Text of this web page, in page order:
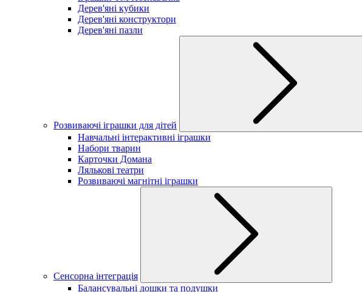
Дерев'яні кубики
Дерев'яні конструктори
Дерев'яні пазли
Розвиваючі іграшки для дітей
Навчальні інтерактивні іграшки
Набори тварин
Карточки Домана
Лялькові театри
Розвиваючі магнітні іграшки
Сенсорна інтеграція
Балансувальні дошки та подушки